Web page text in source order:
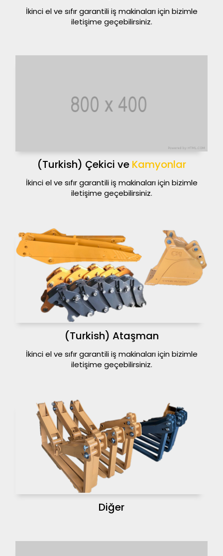
İkinci el ve sıfır garantili iş makinaları için bizimle
iletişime geçebilirsiniz.
(Turkish) Çekici ve Kamyonlar
İkinci el ve sıfır garantili iş makinaları için bizimle
iletişime geçebilirsiniz.
(Turkish) Ataşman
İkinci el ve sıfır garantili iş makinaları için bizimle
iletişime geçebilirsiniz.
Diğer